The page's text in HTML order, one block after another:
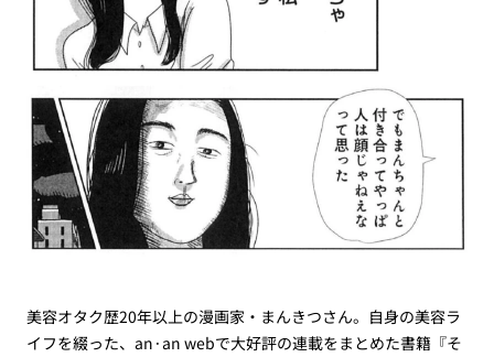
美容オタク歴20年以上の漫画家・まんきつさん。自身の美容ラ
イフを綴った、an·an webで大好評の連載をまとめた書籍『そ